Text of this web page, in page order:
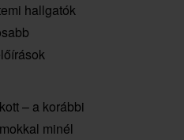
hallgatók
– a korábbi
minél